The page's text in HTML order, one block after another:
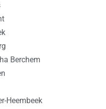
Berchem
Heembeek